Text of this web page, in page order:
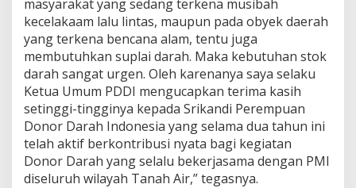
masyarakat yang sedang terkena musibah
kecelakaam lalu lintas, maupun pada obyek daerah
yang terkena bencana alam, tentu juga
membutuhkan suplai darah. Maka kebutuhan stok
darah sangat urgen. Oleh karenanya saya selaku
Ketua Umum PDDI mengucapkan terima kasih
setinggi-tingginya kepada Srikandi Perempuan
Donor Darah Indonesia yang selama dua tahun ini
telah aktif berkontribusi nyata bagi kegiatan
Donor Darah yang selalu bekerjasama dengan PMI
diseluruh wilayah Tanah Air,” tegasnya.